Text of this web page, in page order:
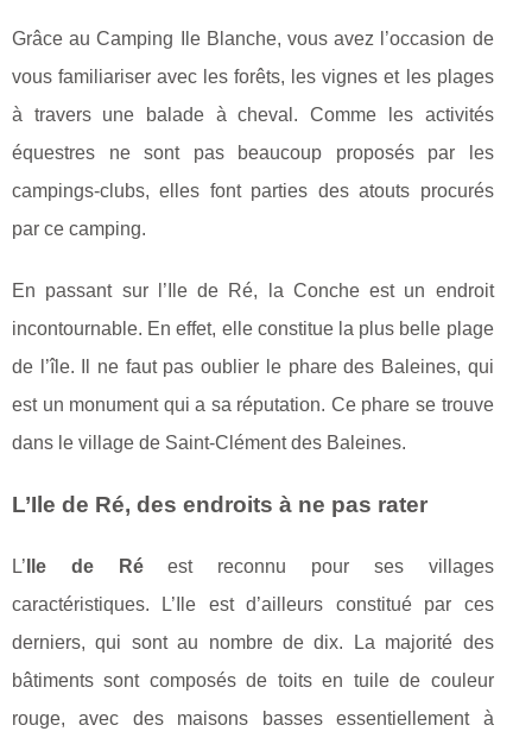
Grâce au Camping Ile Blanche, vous avez l’occasion de
vous familiariser avec les forêts, les vignes et les plages
à travers une balade à cheval. Comme les activités
équestres ne sont pas beaucoup proposés par les
campings-clubs, elles font parties des atouts procurés
par ce camping.
En passant sur l’Ile de Ré, la Conche est un endroit
incontournable. En effet, elle constitue la plus belle plage
de l’île. Il ne faut pas oublier le phare des Baleines, qui
est un monument qui a sa réputation. Ce phare se trouve
dans le village de Saint-Clément des Baleines.
L’Ile de Ré, des endroits à ne pas rater
L’ Ile de Réest reconnu pour ses villages
caractéristiques. L’Ile est d’ailleurs constitué par ces
derniers, qui sont au nombre de dix. La majorité des
bâtiments sont composés de toits en tuile de couleur
rouge, avec des maisons basses essentiellement à